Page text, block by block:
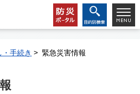
・手続き > 緊急災害情報